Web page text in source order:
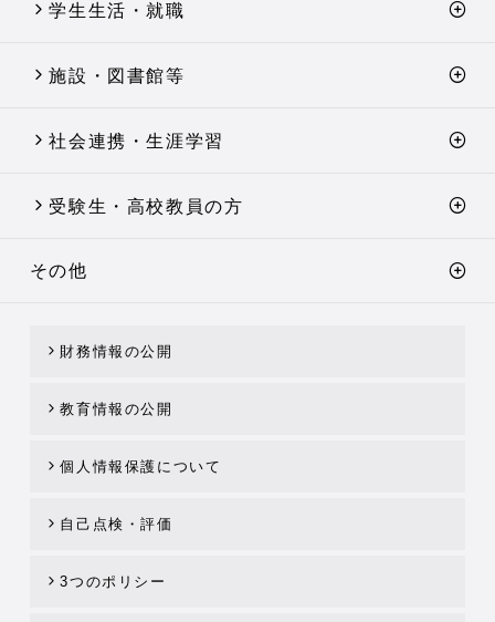
学生生活・就職
施設・図書館等
社会連携・生涯学習
受験生・高校教員の方
その他
財務情報の公開
教育情報の公開
個人情報保護について
自己点検・評価
3つのポリシー